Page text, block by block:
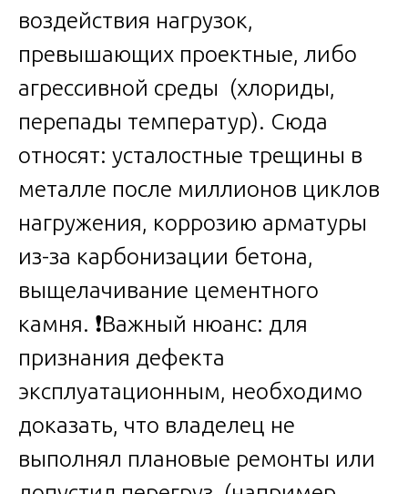
воздействия нагрузок,
превышающих проектные, либо
агрессивной среды (хлориды,
перепады температур). Сюда
относят: усталостные трещины в
металле после миллионов циклов
нагружения, коррозию арматуры
из-за карбонизации бетона,
выщелачивание цементного
камня. ❗️Важный нюанс: для
признания дефекта
эксплуатационным, необходимо
доказать, что владелец не
выполнял плановые ремонты или